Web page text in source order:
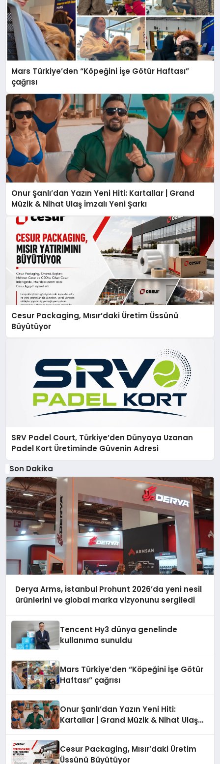
Mars Türkiye’den “Köpeğini İşe Götür Haftası”
çağrısı
Onur Şanlı’dan Yazın Yeni Hiti: Kartallar | Grand
Müzik & Nihat Ulaş İmzalı Yeni Şarkı
Cesur Packaging, Mısır’daki Üretim Üssünü
Büyütüyor
SRV Padel Court, Türkiye’den Dünyaya Uzanan
Padel Kort Üretiminde Güvenin Adresi
Son Dakika
Derya Arms, İstanbul Prohunt 2026’da yeni nesil
ürünlerini ve global marka vizyonunu sergiledi
Tencent Hy3 dünya genelinde
kullanıma sunuldu
Mars Türkiye’den “Köpeğini İşe Götür
Haftası” çağrısı
Onur Şanlı’dan Yazın Yeni Hiti:
Kartallar | Grand Müzik & Nihat Ulaş
Cesur Packaging, Mısır’daki Üretim
Üssünü Büyütüyor